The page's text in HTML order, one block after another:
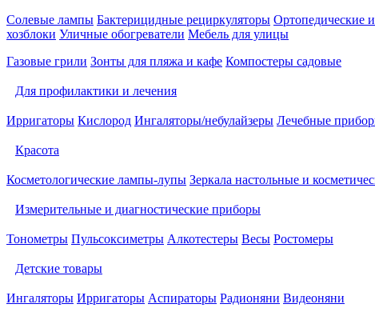
Солевые лампы Бактерицидные рециркуляторы Ортопедические
хозблоки Уличные обогреватели Мебель для улицы
Газовые грили Зонты для пляжа и кафе Компостеры садовые
Для профилактики и лечения
Ирригаторы Кислород Ингаляторы/небулайзеры Лечебные
Красота
Косметологические лампы-лупы Зеркала настольные и
Измерительные и диагностические приборы
Тонометры Пульсоксиметры Алкотестеры Весы Ростомеры
Детские товары
Ингаляторы Ирригаторы Аспираторы Радионяни Видеоняни